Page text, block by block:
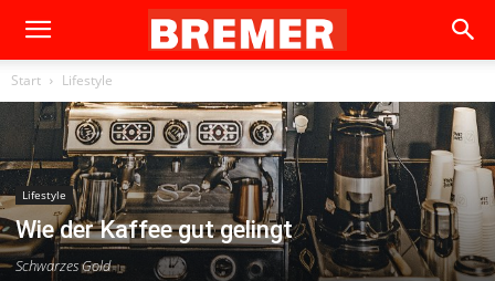
Start Lifestyle
Lifestyle
Wie der Kaffee gut gelingt
Schwarzes Gold